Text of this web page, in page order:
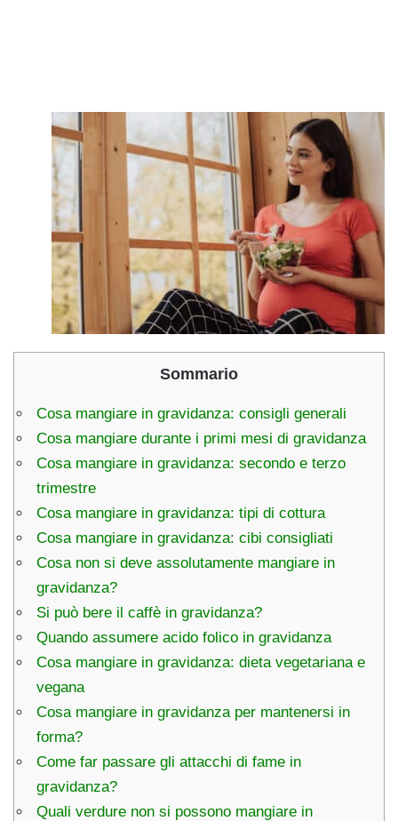
Sommario
Cosa mangiare in gravidanza: consigli generali
Cosa mangiare durante i primi mesi di gravidanza
Cosa mangiare in gravidanza: secondo e terzo
trimestre
Cosa mangiare in gravidanza: tipi di cottura
Cosa mangiare in gravidanza: cibi consigliati
Cosa non si deve assolutamente mangiare in
gravidanza?
Si può bere il caffè in gravidanza?
Quando assumere acido folico in gravidanza
Cosa mangiare in gravidanza: dieta vegetariana e
vegana
Cosa mangiare in gravidanza per mantenersi in
forma?
Come far passare gli attacchi di fame in
gravidanza?
Quali verdure non si possono mangiare in